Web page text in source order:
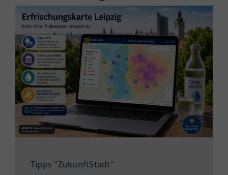
Tipps "ZukunftStadt"